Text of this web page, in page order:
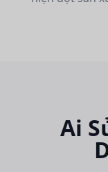
Ai